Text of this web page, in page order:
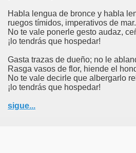
Habla lengua de bronce y habla
ruegos tímidos, imperativos de mar.
No te vale ponerle gesto audaz,
¡lo tendrás que hospedar!
Gasta trazas de dueño; no le
Rasga vasos de flor, hiende el
No te vale decirle que albergarlo
¡lo tendrás que hospedar!
sigue...